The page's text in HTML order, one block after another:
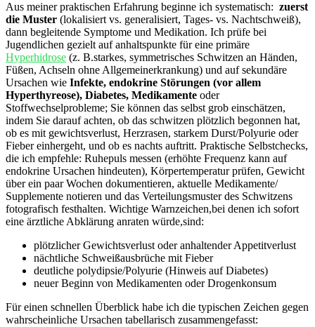
Aus meiner‍ praktischen Erfahrung beginne ich systematisch: ⁢ zuerst
die Muster (lokalisiert vs. generalisiert,‌ Tages- vs. Nachtschweiß),
dann begleitende Symptome und Medikation. Ich ⁤prüfe bei
Jugendlichen gezielt auf⁤ anhaltspunkte für eine primäre
Hyperhidrose (z. ​B.starkes, symmetrisches Schwitzen an Händen,
Füßen,​ Achseln ohne Allgemeinerkrankung) und auf ​sekundäre‌
Ursachen wie Infekte, endokrine Störungen (vor allem
Hyperthyreose), Diabetes, Medikamente oder
Stoffwechselprobleme; Sie können ⁤das selbst grob einschätzen,
indem ⁢Sie darauf‌ achten, ob das schwitzen plötzlich begonnen hat,
ob ⁢es ‍mit gewichtsverlust, Herzrasen, starkem⁤ Durst/Polyurie ⁤oder
Fieber einhergeht, und⁢ ob⁤ es‌ nachts auftritt. Praktische Selbstchecks,
die ‌ich empfehle: ‌Ruhepuls ‍messen (erhöhte⁣ Frequenz kann auf
endokrine ​Ursachen hindeuten), Körpertemperatur prüfen, Gewicht
über ⁤ein paar⁤ Wochen ⁢dokumentieren, aktuelle Medikamente/​
Supplemente⁢ notieren und ‍das Verteilungsmuster‍ des Schwitzens
fotografisch festhalten. ⁢Wichtige Warnzeichen,bei ⁣denen ich sofort
eine ärztliche ⁣Abklärung anraten würde,sind:
plötzlicher Gewichtsverlust oder anhaltender‌ Appetitverlust
nächtliche Schweißausbrüche ‌mit Fieber
deutliche polydipsie/Polyurie (Hinweis ⁤auf​ Diabetes)
neuer Beginn ⁣von⁢ Medikamenten oder Drogenkonsum
Für einen schnellen Überblick habe ⁤ich die typischen⁣ Zeichen gegen
wahrscheinliche ⁤Ursachen‌ tabellarisch zusammengefasst: